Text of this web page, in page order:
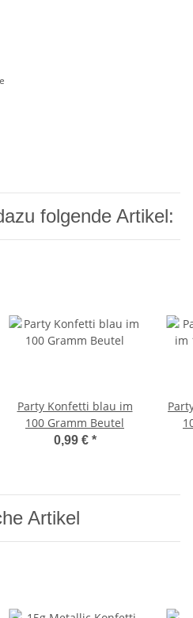
folgende Artikel:
Party Konfetti blau im
100 Gramm Beutel
0,99 € *
Artikel